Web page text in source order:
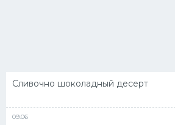
Сливочно шоколадный десерт
09.06